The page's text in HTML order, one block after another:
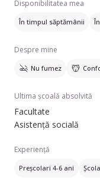
Disponibilitatea mea
În timpul săptămânii
Despre mine
Nu fumez
Ultima școală absolvită
Facultate
Asistență socială
Experiență
Preșcolari 4-6 ani